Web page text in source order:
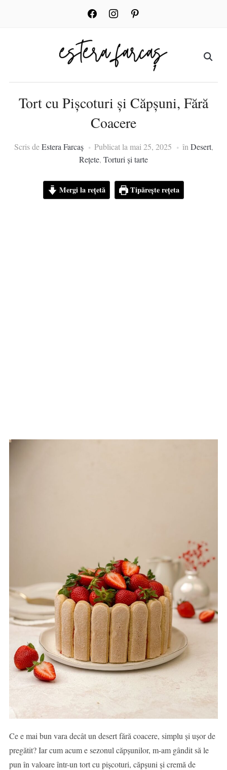
facebook instagrampinterest
Tort cu Pișcoturi și Căpșuni, Fără
Coacere
Scris deEstera Farcaș Publicat la mai 25, 2025 în Desert,
Rețete, Torturi și tarte
Mergi la rețetă Tipărește rețeta
Ce e mai bun vara decât un desert fără coacere, simplu și ușor de
pregătit? Iar cum acum e sezonul căpșunilor, m-am gândit să le
pun în valoare într-un tort cu pișcoturi, căpșuni și cremă de